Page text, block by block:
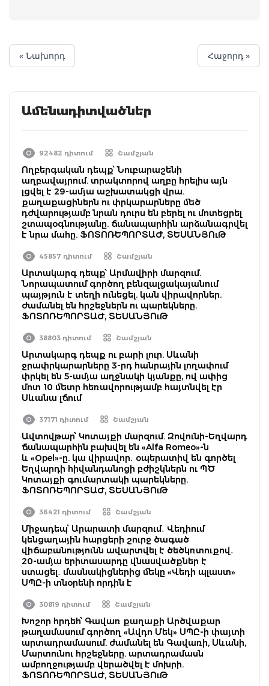
« Նախորդ Հաջորդ »
Ամենադիտվածներ
92482 դիտում Շամշյան
Ողբերգական դեպք՝ Նուբարաշենի
աղբավայրում. տրակտորով աղբը հրելիս այն
լցվել է 29-ամյա աշխատակցի վրա.
քաղաքացիներն ու փրկարարները մեծ
դժվարությամբ նրան դուրս են բերել ու մոտեցրել
շտապօգնությանը. ճանապարհին արձանագրվել
է նրա մահը. ՖՈՏՈՌԵՊՈՐՏԱԺ, ՏԵՍԱՆՅՈւԹ
45857 դիտում Շամշյան
Արտակարգ դեպք՝ Արմավիրի մարզում.
Նորապատում գործող բենզալցակայանում
պայթյուն է տեղի ունեցել. կան վիրավորներ.
ժամանել են հրշեջներն ու պարեկները.
ՖՈՏՈՌԵՊՈՐՏԱԺ, ՏԵՍԱՆՅՈւԹ
38803 դիտում Շամշյան
Արտակարգ դեպք ու բարի լուր. Սևանի
ջրափրկարարները 3-րդ հանրային լողափում
փրկել են 5-ամյա աղջնակի կյանքը, ով ափից
մոտ 10 մետր հեռավորությամբ հայտնվել էր
Սևանա լճում
37171 դիտում Շամշյան
Ավտովթար՝ Կոտայքի մարզում. Զովունի-Եղվարդ
ճանապարհին բախվել են «Alfa Romeo»-ն
և «Opel»-ը. կա վիրավոր․ օպերատիվ են գործել
Եղվարդի հիվանդանոցի բժիշկներն ու ՊԾ
Կոտայքի գումարտակի պարեկները.
ՖՈՏՈՌԵՊՈՐՏԱԺ, ՏԵՍԱՆՅՈւԹ
36421 դիտում Շամշյան
Միջադեպ՝ Արարատի մարզում․ Վեդիում
կենցաղային հարցերի շուրջ ծագած
վիճաբանությունն ավարտվել է ծեծկռտուքով․
20-ամյա երիտասարդը վնասվածքներ է
ստացել․ մասնակիցներից մեկը «Վեդի պլաստ»
ՍՊԸ-ի տնօրենի որդին է
30819 դիտում Շամշյան
Խոշոր հրդեհ՝ Գավառ քաղաքի Արծվաքար
թաղամասում գործող «Ավդո Մեկ» ՍՊԸ-ի փայտի
արտադրամասում. ժամանել են Գավառի, Սևանի,
Մարտունու հրշեջները. արտադրամասն
ամբողջությամբ վերածվել է մոխրի.
ՖՈՏՈՌԵՊՈՐՏԱԺ, ՏԵՍԱՆՅՈւԹ